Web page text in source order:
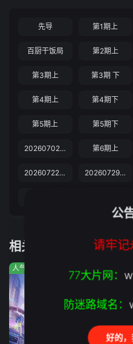
先导 第1期上
百厨干饭局 第2期上
第3期上 第3期 下
第4期上 第4期下
第5期上 第5期下
20260702百厨干饭局 第6期上
20260722抢先版 20260729抢先版
相关推荐
人气:742 人气:565
公
请牢记
77大片网：
防迷路域名：
好的